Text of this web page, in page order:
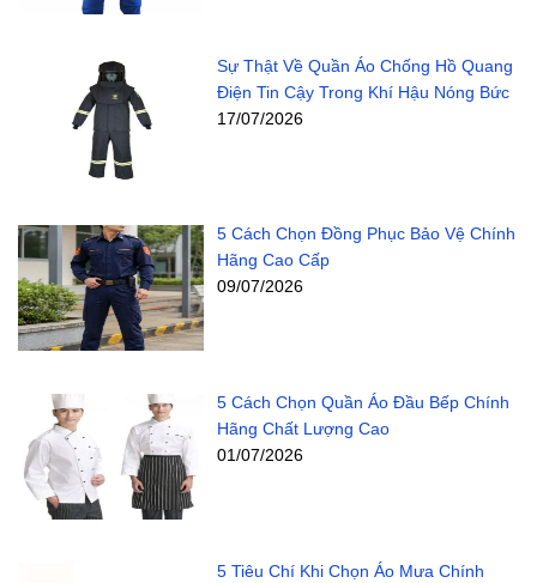
Sự Thật Về Quần Áo Chống Hồ Quang
Điện Tin Cậy Trong Khí Hậu Nóng Bức
17/07/2026
5 Cách Chọn Đồng Phục Bảo Vệ Chính
Hãng Cao Cấp
09/07/2026
5 Cách Chọn Quần Áo Đầu Bếp Chính
Hãng Chất Lượng Cao
01/07/2026
5 Tiêu Chí Khi Chọn Áo Mưa Chính